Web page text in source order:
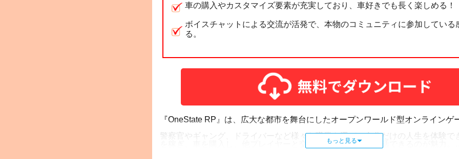
車の購入やカスタマイズ要素が充実しており、車好きでも長く楽しめる！
ボイスチャットによる交流が活発で、本物のコミュニティに参加している
る。
『OneState RP』は、広大な都市を舞台にしたオープンワールド型オンラインゲ
警察官やギャング、ドライバーなど様々な職業を選び、自分だけの人生を体験で
を稼ぎ、車を購入し、他プレイヤーと交流しながら自由に生活できるのが魅力。
もっと見る